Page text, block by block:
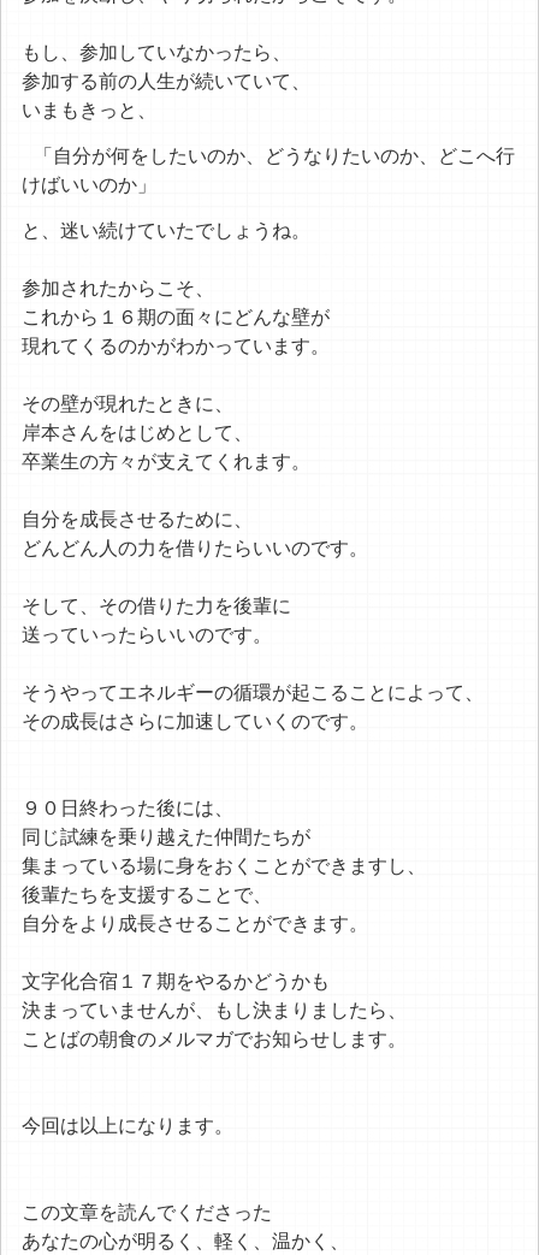
もし、参加していなかったら、
参加する前の人生が続いていて、
いまもきっと、
「自分が何をしたいのか、どうなりたいのか、どこへ行
けばいいのか」
と、迷い続けていたでしょうね。
参加されたからこそ、
これから１６期の面々にどんな壁が
現れてくるのかがわかっています。
その壁が現れたときに、
岸本さんをはじめとして、
卒業生の方々が支えてくれます。
自分を成長させるために、
どんどん人の力を借りたらいいのです。
そして、その借りた力を後輩に
送っていったらいいのです。
そうやってエネルギーの循環が起こることによって、
その成長はさらに加速していくのです。
９０日終わった後には、
同じ試練を乗り越えた仲間たちが
集まっている場に身をおくことができますし、
後輩たちを支援することで、
自分をより成長させることができます。
文字化合宿１７期をやるかどうかも
決まっていませんが、もし決まりましたら、
ことばの朝食のメルマガでお知らせします。
今回は以上になります。
この文章を読んでくださった
あなたの心が明るく、軽く、温かく、